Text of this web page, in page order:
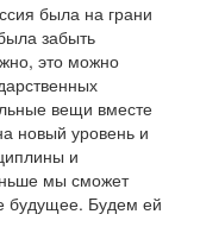
была на грани
забыть
это можно
вещи вместе
новый уровень и
и
мы сможет
будущее. Будем ей